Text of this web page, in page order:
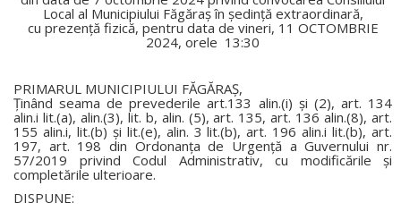
Local al Municipiului Făgăraş în şedinţă extraordinară,
cu prezenţă fizică, pentru data de vineri, 11 OCTOMBRIE
2024, orele 13:30
PRIMARUL MUNICIPIULUI FĂGĂRAŞ,
Ţinând seama de prevederile art.133 alin.(i) şi (2), art. 134
alin.i lit.(a), alin.(3), lit. b, alin. (5), art. 135, art. 136 alin.(8), art.
155 alin.i, lit.(b) şi lit.(e), alin. 3 lit.(b), art. 196 alin.i lit.(b), art.
197, art. 198 din Ordonanţa de Urgenţă a Guvernului nr.
57/2019 privind Codul Administrativ, cu modificările şi
completările ulterioare.
DISPUNE: